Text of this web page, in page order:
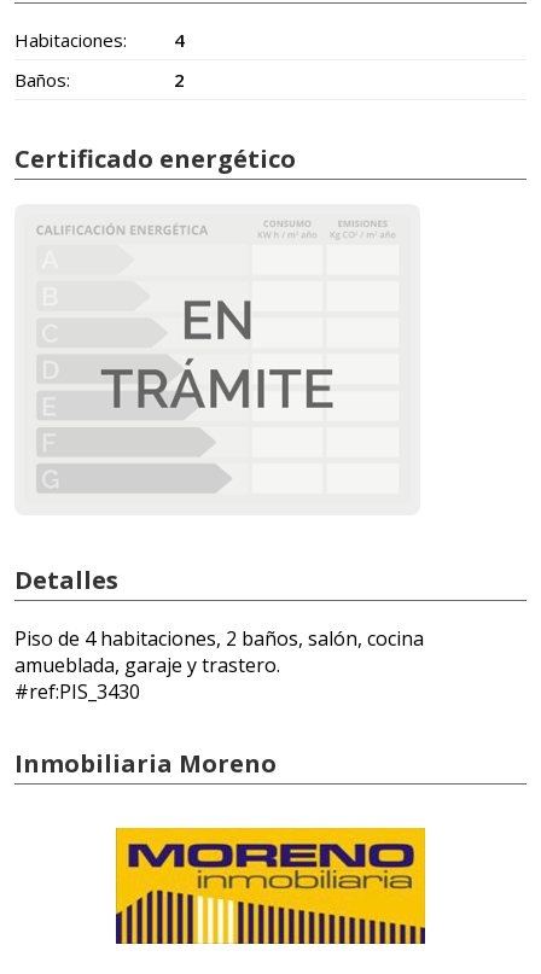
Habitaciones:
4
Baños:
2
Certificado energético
Detalles
Piso de 4 habitaciones, 2 baños, salón, cocina
amueblada, garaje y trastero.
#ref:PIS_3430
Inmobiliaria Moreno